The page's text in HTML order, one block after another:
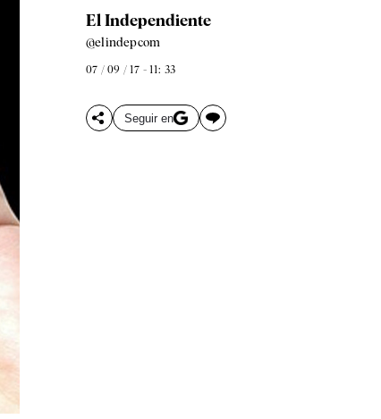
El Independiente
@elindepcom
07 / 09 / 17 - 11: 33
Seguir en